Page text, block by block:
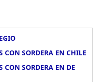
CON SORDERA EN CHILE
CON SORDERA EN DE